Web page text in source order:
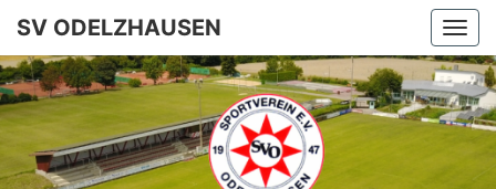
SV ODELZHAUSEN
SV